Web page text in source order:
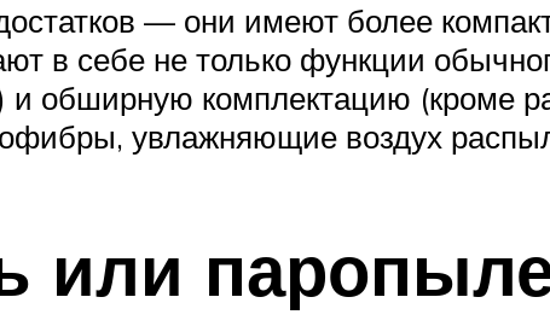
— они имеют более
в себе не только функции
обширную комплектацию (кроме
увлажняющие воздух
или